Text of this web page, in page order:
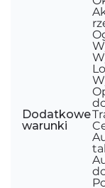
Dodatkowe
warunki